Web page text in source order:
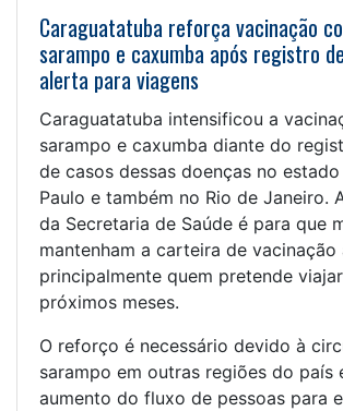
Caraguatatuba reforça vacinação
sarampo e caxumba após registro
alerta para viagens
Caraguatatuba intensificou a
sarampo e caxumba diante do
de casos dessas doenças no
Paulo e também no Rio de Janeiro.
da Secretaria de Saúde é para que
mantenham a carteira de vacinação
principalmente quem pretende
próximos meses.
O reforço é necessário devido à
sarampo em outras regiões do país
aumento do fluxo de pessoas para